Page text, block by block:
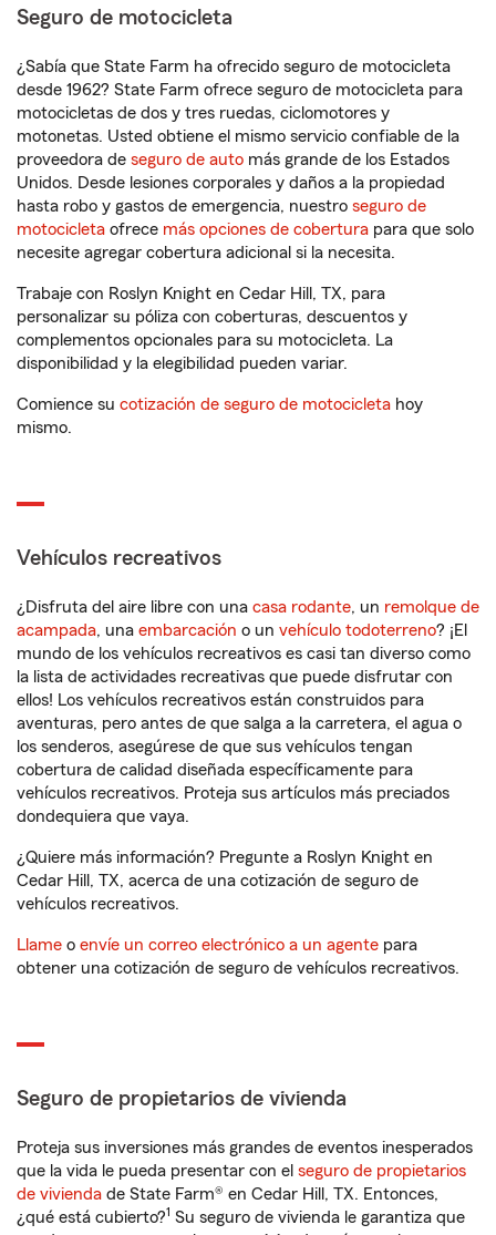
Seguro de motocicleta
¿Sabía que State Farm ha ofrecido seguro de motocicleta
desde 1962? State Farm ofrece seguro de motocicleta para
motocicletas de dos y tres ruedas, ciclomotores y
motonetas. Usted obtiene el mismo servicio confiable de la
proveedora de seguro de auto más grande de los Estados
Unidos. Desde lesiones corporales y daños a la propiedad
hasta robo y gastos de emergencia, nuestro seguro de
motocicleta ofrece más opciones de cobertura para que solo
necesite agregar cobertura adicional si la necesita.
Trabaje con Roslyn Knight en Cedar Hill, TX, para
personalizar su póliza con coberturas, descuentos y
complementos opcionales para su motocicleta. La
disponibilidad y la elegibilidad pueden variar.
Comience su cotización de seguro de motocicleta hoy
mismo.
Vehículos recreativos
¿Disfruta del aire libre con una casa rodante, un remolque de
acampada, una embarcación o un vehículo todoterreno? ¡El
mundo de los vehículos recreativos es casi tan diverso como
la lista de actividades recreativas que puede disfrutar con
ellos! Los vehículos recreativos están construidos para
aventuras, pero antes de que salga a la carretera, el agua o
los senderos, asegúrese de que sus vehículos tengan
cobertura de calidad diseñada específicamente para
vehículos recreativos. Proteja sus artículos más preciados
dondequiera que vaya.
¿Quiere más información? Pregunte a Roslyn Knight en
Cedar Hill, TX, acerca de una cotización de seguro de
vehículos recreativos.
Llame o envíe un correo electrónico a un agente para
obtener una cotización de seguro de vehículos recreativos.
Seguro de propietarios de vivienda
Proteja sus inversiones más grandes de eventos inesperados
que la vida le pueda presentar con el seguro de propietarios
de vivienda de State Farm® en Cedar Hill, TX. Entonces,
¿qué está cubierto?1 Su seguro de vivienda le garantiza que